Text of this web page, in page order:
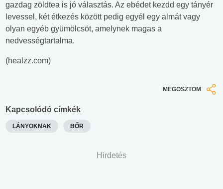
gazdag zöldtea is jó választás. Az ebédet kezdd egy tányér
levessel, két étkezés között pedig egyél egy almát vagy
olyan egyéb gyümölcsöt, amelynek magas a
nedvességtartalma.
(healzz.com)
MEGOSZTOM
Kapcsolódó címkék
LÁNYOKNAK BŐR
Hirdetés